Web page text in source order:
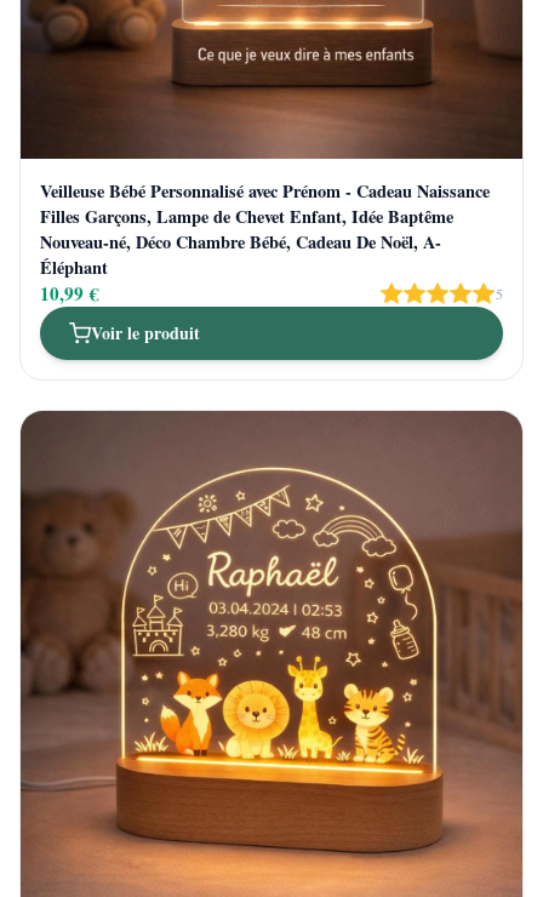
Veilleuse Bébé Personnalisé avec Prénom - Cadeau Naissance
Filles Garçons, Lampe de Chevet Enfant, Idée Baptême
Nouveau-né, Déco Chambre Bébé, Cadeau De Noël, A-
Éléphant
10,99 € 5
Voir le produit